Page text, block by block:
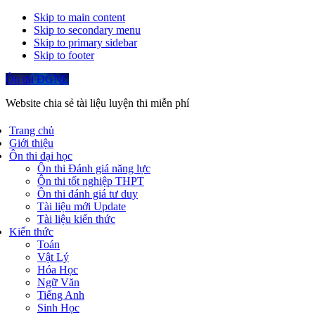
Skip to main content
Skip to secondary menu
Skip to primary sidebar
Skip to footer
Ôn thi ĐGNL
Website chia sẻ tài liệu luyện thi miễn phí
Trang chủ
Giới thiệu
Ôn thi đại học
Ôn thi Đánh giá năng lực
Ôn thi tốt nghiệp THPT
Ôn thi đánh giá tư duy
Tài liệu mới Update
Tài liệu kiến thức
Kiến thức
Toán
Vật Lý
Hóa Học
Ngữ Văn
Tiếng Anh
Sinh Học